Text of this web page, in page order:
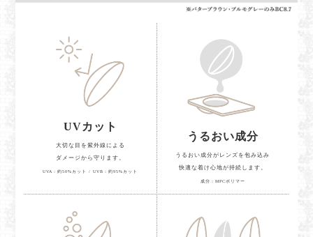
UVカット
大切な目を紫外線による
ダメージから守ります。
UVA：約50%カット / UVB：約95%カット
うるおい成分
うるおい成分がレンズを包み込み
快適な着け心地が持続します。
成分：MPCポリマー